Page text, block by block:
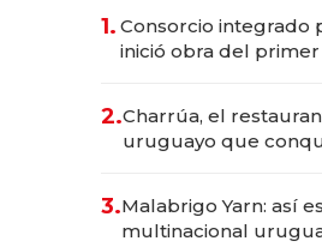
1. Consorcio integrado
inició obra del
millones
2.Charrúa, el
uruguayo que
anticipación y
3.Malabrigo Yarn: así
multinacional